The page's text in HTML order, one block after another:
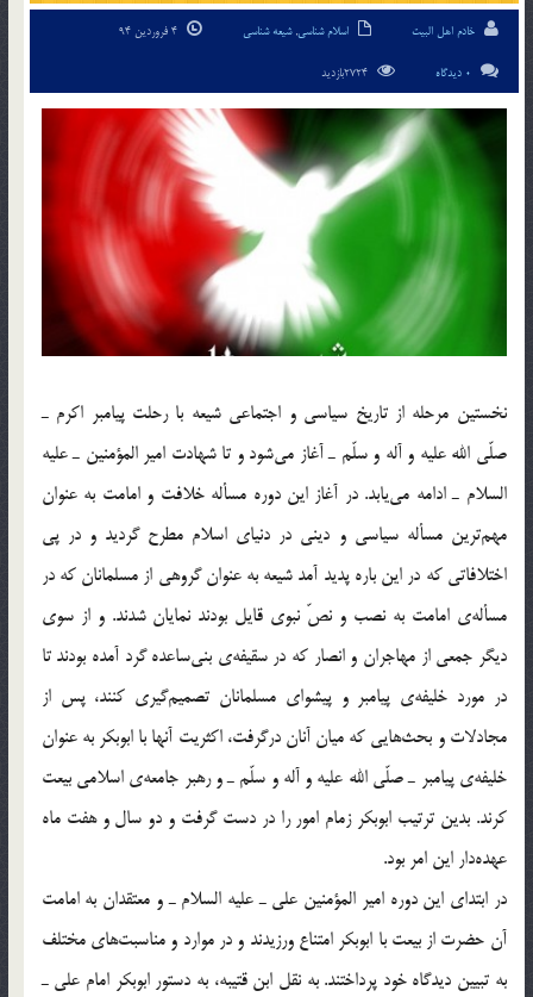
خادم اهل البیت اسلام شناسی,شیعه شناسی
0 دیدگاه
نخستين مرحله از تاريخ سياسي و اجتماعي شيعه با رحلت پيامبر اكرم ـ
صلّي الله عليه و آله و سلّم ـ آغاز مي‌شود و تا شهادت امير المؤمنين ـ عليه
السلام ـ ادامه مي‌يابد. در آغاز اين دوره مسأله‌ خلافت و امامت به عنوان
مهم‌ترين مسأله‌ سياسي و ديني در دنياي اسلام مطرح گرديد و در پي
اختلافاتي كه در اين باره پديد آمد شيعه به عنوان گروهي از مسلمانان كه در
مسأله‌ي امامت به نصب و نصّ نبوي قايل بودند نمايان شدند. و از سوي
ديگر جمعي از مهاجران و انصار كه در سقيفه‌ي بني‌ساعده گرد آمده بودند تا
در مورد خليفه‌ي پيامبر و پيشواي مسلمانان تصميم‌گيري كنند، پس از
مجادلات و بحث‌هايي كه ميان آنان درگرفت، اكثريت آنها با ابوبكر به عنوان
خليفه‌ي پيامبر ـ صلّي الله عليه و آله و سلّم ـ و رهبر جامعه‌ي اسلامي بيعت
كرند. بدين ترتيب ابوبكر زمام امور را در دست گرفت و دو سال و هفت ماه
عهده‌دار اين امر بود.
در ابتداي اين دوره امير المؤمنين علي ـ عليه السلام ـ و معتقدان به امامت
آن حضرت از بيعت با ابوبكر امتناع ورزيدند و در موارد و مناسبت‌هاي مختلف
به تبيين ديدگاه خود پرداختند. به نقل ابن قتيبه، به دستور ابوبكر امام علي ـ